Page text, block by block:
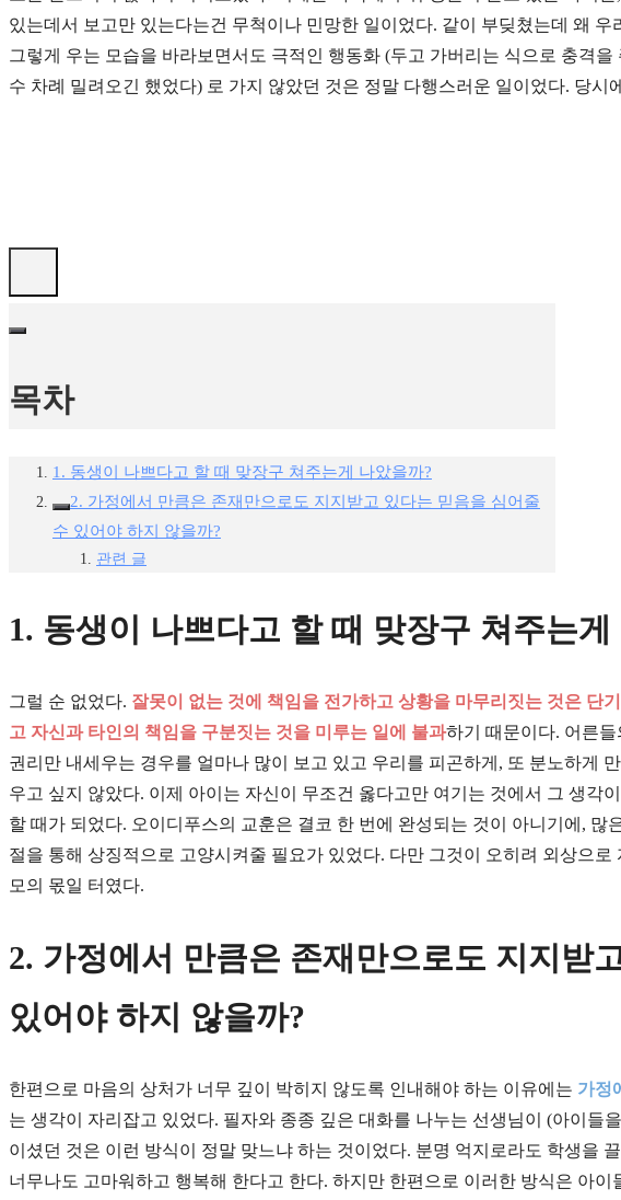
있는데서 보고만 있는다는건 무척이나 민망한 일이었다. 같이 부딪쳤는데 왜
그렇게 우는 모습을 바라보면서도 극적인 행동화 (두고 가버리는 식으로 충격
수 차례 밀려오긴 했었다) 로 가지 않았던 것은 정말 다행스러운 일이었다. 당
목차
1. 동생이 나쁘다고 할 때 맞장구 쳐주는게 나았을까?
2. 가정에서 만큼은 존재만으로도 지지받고 있다는 믿음을 심어줄
수 있어야 하지 않을까?
관련 글
1. 동생이 나쁘다고 할 때 맞장구 쳐주는게
그럴 순 없었다. 잘못이 없는 것에 책임을 전가하고 상황을 마무리짓는 것은 단
고 자신과 타인의 책임을 구분짓는 것을 미루는 일에 불과하기 때문이다. 어른
권리만 내세우는 경우를 얼마나 많이 보고 있고 우리를 피곤하게, 또 분노하게
우고 싶지 않았다. 이제 아이는 자신이 무조건 옳다고만 여기는 것에서 그 생각
할 때가 되었다. 오이디푸스의 교훈은 결코 한 번에 완성되는 것이 아니기에,
절을 통해 상징적으로 고양시켜줄 필요가 있었다. 다만 그것이 오히려 외상으
모의 몫일 터였다.
2. 가정에서 만큼은 존재만으로도 지지받
있어야 하지 않을까?
한편으로 마음의 상처가 너무 깊이 박히지 않도록 인내해야 하는 이유에는 가정
는 생각이 자리잡고 있었다. 필자와 종종 깊은 대화를 나누는 선생님이 (아이들
이셨던 것은 이런 방식이 정말 맞느냐 하는 것이었다. 분명 억지로라도 학생을
너무나도 고마워하고 행복해 한다고 한다. 하지만 한편으로 이러한 방식은 아